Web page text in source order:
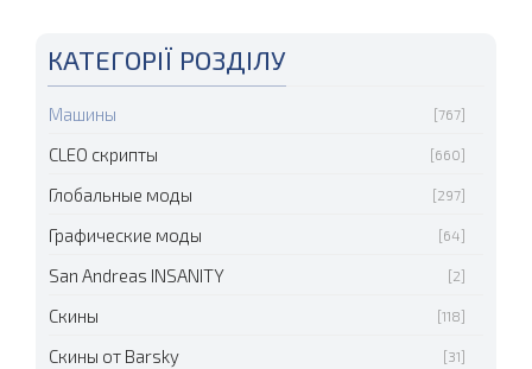
КАТЕГОРІЇ РОЗДІЛУ
Машины [767]
CLEO скрипты [660]
Глобальные моды [297]
Графические моды [64]
San Andreas INSANITY [2]
Скины [118]
Скины от Barsky [31]